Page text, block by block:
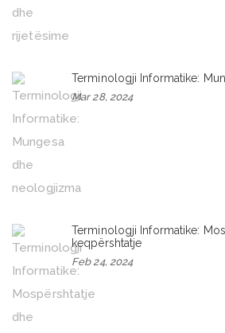
Terminologji Informatike:
Mar 28, 2024
Terminologji Informatike:
keqpërshtatje
Feb 24, 2024